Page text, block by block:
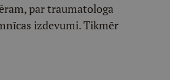
par traumatologa
izdevumi. Tikmēr